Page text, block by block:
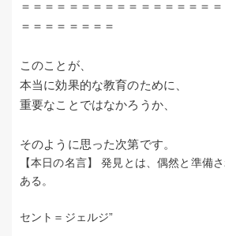
＝＝＝＝＝＝＝＝＝＝＝＝＝＝＝＝
＝＝＝＝＝＝＝＝
このことが、
本当に効果的な教育のために、
重要なことではなかろうか、
そのように思った次第です。
【本日の名言】
発見とは、偶然と準備
ある。
セント＝ジェルジ”